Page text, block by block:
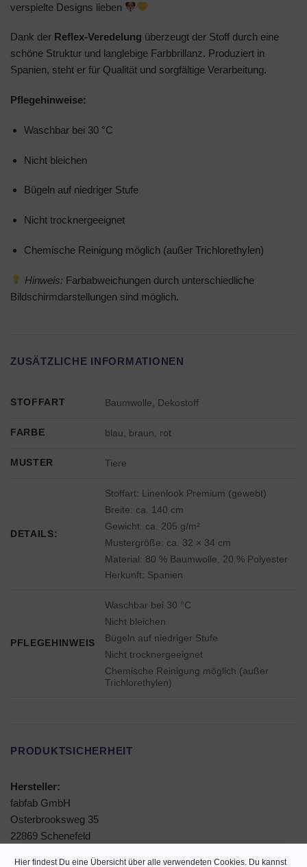
Hier findest Du eine Übersicht über alle verwendeten Cookies. Du kannst
verspielte Designs lieben
Dank der Reflex-Veredelung überzeugt der Stoff durch eine
schöne Struktur und langlebige Farbbrillanz. Produziert in
Spanien, steht er für Qualität und sorgfältige Verarbeitung.
Pflegehinweise:
Waschbar bei 30 °C
Nicht bleichen
Bügeln auf niedriger Stufe
Nicht trocknergeeignet
Chemische Reinigung möglich (außer Trichlorethylen)
Hinweis: Farbabweichungen durch unterschiedliche
Bildschirmdarstellungen sind möglich.
ZUSÄTZLICHE INFORMATIONEN
STOFFART Baumwolle, Dekostoff
FARBE blau, braun, rot
MUSTER Tiere
DETAILS:
Stoffart: Linenlook Premium (gewebt)
Breite: ca. 140 cm
Gewicht: ca. 205 g/m²
Mustergröße: ca. 32 × 34 cm
Material: 80 % Baumwolle, 20 % Polyester
Herkunft: Spanien
PFLEGEHINWEIS
Waschbar bei 30 °C
Nicht bleichen
Bügeln auf niedriger Stufe
Nicht trocknergeeignet
Chemische Reinigung möglich (außer
Trichlorethylen)
PRODUKTSICHERHEIT
Hersteller:
fabfab GmbH
Osterbrooksweg 35
22869 Schenefeld